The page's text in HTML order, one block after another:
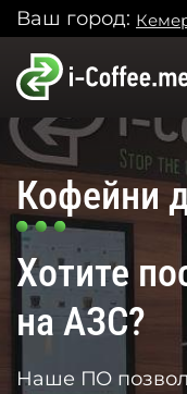
Ваш город:
Кофейни
Хотите
на АЗС?
Наше ПО